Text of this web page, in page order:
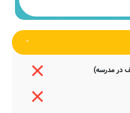
در مدرسه)